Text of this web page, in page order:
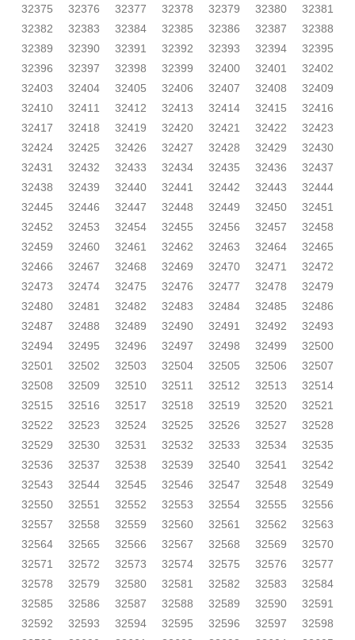
32375
32376 32377 32378 32379 32380
32381
32382
32383 32384 32385 32386 32387
32388
32389
32390 32391 32392 32393 32394
32395
32396
32397 32398 32399 32400 32401
32402
32403
32404 32405 32406 32407 32408
32409
32410
32411 32412 32413 32414 32415
32416
32417
32418 32419 32420 32421 32422
32423
32424
32425 32426 32427 32428 32429
32430
32431
32432 32433 32434 32435 32436
32437
32438
32439 32440 32441 32442 32443
32444
32445
32446 32447 32448 32449 32450
32451
32452
32453 32454 32455 32456 32457
32458
32459
32460 32461 32462 32463 32464
32465
32466
32467 32468 32469 32470 32471
32472
32473
32474 32475 32476 32477 32478
32479
32480
32481 32482 32483 32484 32485
32486
32487
32488 32489 32490 32491 32492
32493
32494
32495 32496 32497 32498 32499
32500
32501
32502 32503 32504 32505 32506
32507
32508
32509 32510 32511 32512 32513
32514
32515
32516 32517 32518 32519 32520
32521
32522
32523 32524 32525 32526 32527
32528
32529
32530 32531 32532 32533 32534
32535
32536
32537 32538 32539 32540 32541
32542
32543
32544 32545 32546 32547 32548
32549
32550
32551 32552 32553 32554 32555
32556
32557
32558 32559 32560 32561 32562
32563
32564
32565 32566 32567 32568 32569
32570
32571
32572 32573 32574 32575 32576
32577
32578
32579 32580 32581 32582 32583
32584
32585
32586 32587 32588 32589 32590
32591
32592
32593 32594 32595 32596 32597
32598